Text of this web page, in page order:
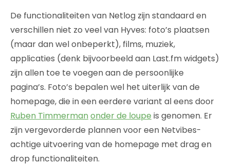
De functionaliteiten van Netlog zijn standaard en
verschillen niet zo veel van Hyves: foto’s plaatsen
(maar dan wel onbeperkt), films, muziek,
applicaties (denk bijvoorbeeld aan Last.fm widgets)
zijn allen toe te voegen aan de persoonlijke
pagina’s. Foto’s bepalen wel het uiterlijk van de
homepage, die in een eerdere variant al eens door
Ruben Timmerman onder de loupe is genomen. Er
zijn vergevorderde plannen voor een Netvibes-
achtige uitvoering van de homepage met drag en
drop functionaliteiten.